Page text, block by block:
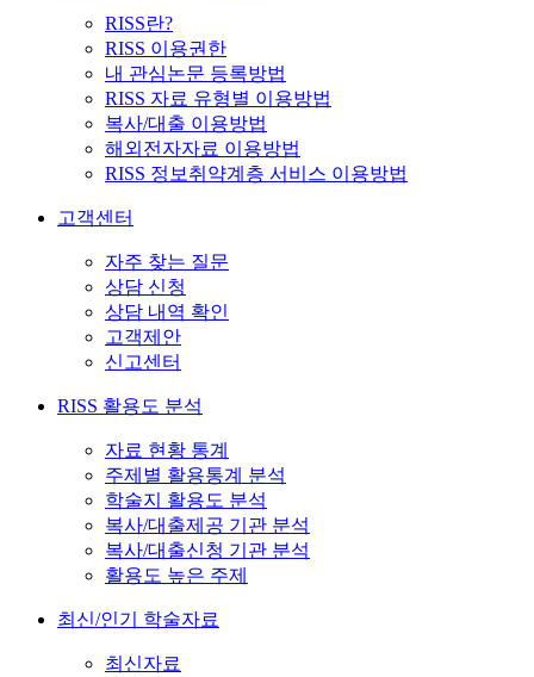
RISS란?
RISS 이용권한
내 관심논문 등록방법
RISS 자료 유형별 이용방법
복사/대출 이용방법
해외전자자료 이용방법
RISS 정보취약계층 서비스 이용방법
고객센터
자주 찾는 질문
상담 신청
상담 내역 확인
고객제안
신고센터
RISS 활용도 분석
자료 현황 통계
주제별 활용통계 분석
학술지 활용도 분석
복사/대출제공 기관 분석
복사/대출신청 기관 분석
활용도 높은 주제
최신/인기 학술자료
최신자료